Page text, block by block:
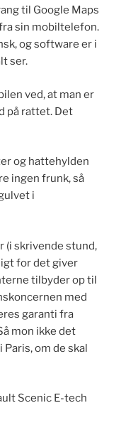
til Google Maps
sin mobiltelefon.
og software er i
ser.
ved, at man er
på rattet. Det
og hattehylden
ingen frunk, så
i
(i skrivende stund,
for det giver
tilbyder op til
med
garanti fra
mon ikke det
om de skal
Scenic E-tech